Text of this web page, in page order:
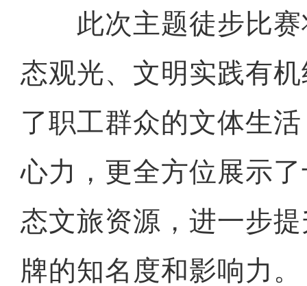
此次主题徒步比赛
态观光、文明实践有
了职工群众的文体生
心力，更全方位展示
态文旅资源，进一步
牌的知名度和影响力。